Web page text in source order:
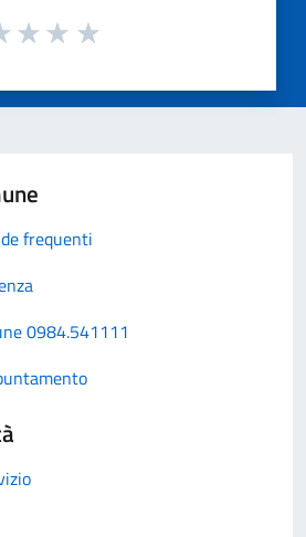
frequenti
0984.541111